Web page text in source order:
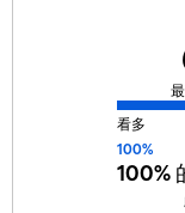
看多
100%
100%